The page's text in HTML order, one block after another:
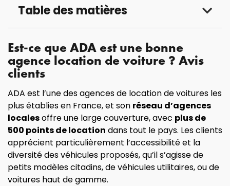
Table des matières
Est-ce que ADA est une bonne
agence location de voiture ? Avis
clients
ADA est l’une des agences de location de voitures les
plus établies en France, et son réseau d’agences
localesoffre une large couverture, avec plus de
500 points de location dans tout le pays. Les clients
apprécient particulièrement l’accessibilité et la
diversité des véhicules proposés, qu’il s’agisse de
petits modèles citadins, de véhicules utilitaires, ou de
voitures haut de gamme.